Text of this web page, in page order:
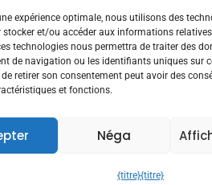
expérience optimale, nous utilisons des
stocker et/ou accéder aux informations
technologies nous permettra de traiter des
de navigation ou les identifiants uniques sur
retirer son consentement peut avoir des
et fonctions.
Néga
{titre}{titre}
les services
monuments
par cible